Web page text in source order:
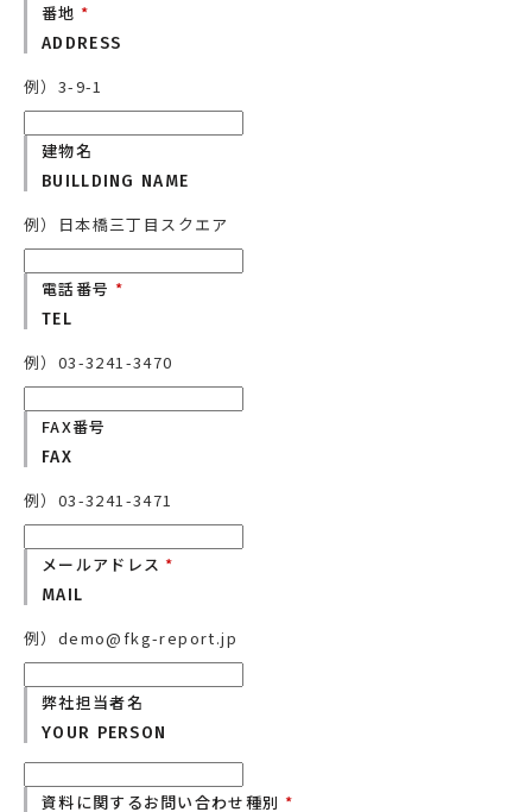
番地 *
ADDRESS
例）3-9-1
建物名
BUILLDING NAME
例）日本橋三丁目スクエア
電話番号 *
TEL
例）03-3241-3470
FAX番号
FAX
例）03-3241-3471
メールアドレス*
MAIL
例）demo@fkg-report.jp
弊社担当者名
YOUR PERSON
資料に関するお問い合わせ種別 *